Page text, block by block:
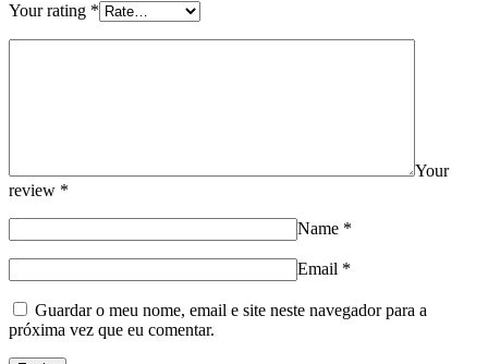
Your rating *
Your
review *
Name *
Email *
Guardar o meu nome, email e site neste navegador para a
próxima vez que eu comentar.